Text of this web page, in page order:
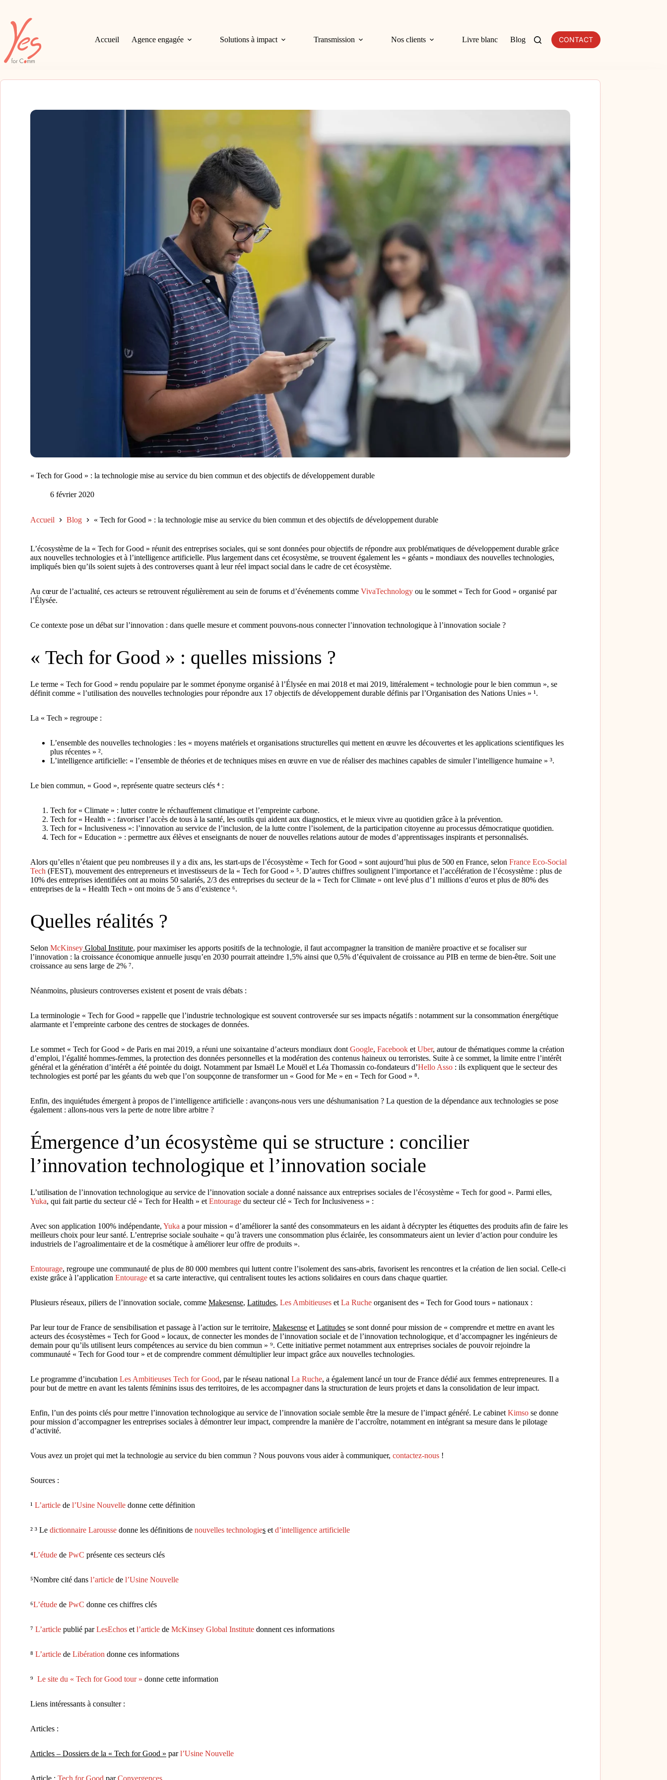
contenu
Accueil Agence engagée Solutions à impact Transmission Nos clients Livre blanc Blog CONTACT
« Tech for Good » : la technologie mise au service du bien commun et des objectifs de développement durable
6 février 2020
Accueil Blog « Tech for Good » : la technologie mise au service du bien commun et des objectifs de développement durable
L’écosystème de la « Tech for Good » réunit des entreprises sociales, qui se sont données pour objectifs de répondre aux problématiques de développement durable grâce
aux nouvelles technologies et à l’intelligence artificielle. Plus largement dans cet écosystème, se trouvent également les « géants » mondiaux des nouvelles technologies,
impliqués bien qu’ils soient sujets à des controverses quant à leur réel impact social dans le cadre de cet écosystème.
Au cœur de l’actualité, ces acteurs se retrouvent régulièrement au sein de forums et d’événements comme VivaTechnology ou le sommet « Tech for Good » organisé par
l’Élysée.
Ce contexte pose un débat sur l’innovation : dans quelle mesure et comment pouvons-nous connecter l’innovation technologique à l’innovation sociale ?
« Tech for Good » : quelles missions ?
Le terme « Tech for Good » rendu populaire par le sommet éponyme organisé à l’Élysée en mai 2018 et mai 2019, littéralement « technologie pour le bien commun », se
définit comme « l’utilisation des nouvelles technologies pour répondre aux 17 objectifs de développement durable définis par l’Organisation des Nations Unies » ¹.
La « Tech » regroupe :
L’ensemble des nouvelles technologies : les « moyens matériels et organisations structurelles qui mettent en œuvre les découvertes et les applications scientifiques les
plus récentes » ².
L’intelligence artificielle: « l’ensemble de théories et de techniques mises en œuvre en vue de réaliser des machines capables de simuler l’intelligence humaine » ³.
Le bien commun, « Good », représente quatre secteurs clés ⁴ :
Tech for « Climate » : lutter contre le réchauffement climatique et l’empreinte carbone.
Tech for « Health » : favoriser l’accès de tous à la santé, les outils qui aident aux diagnostics, et le mieux vivre au quotidien grâce à la prévention.
Tech for « Inclusiveness »: l’innovation au service de l’inclusion, de la lutte contre l’isolement, de la participation citoyenne au processus démocratique quotidien.
Tech for « Education » : permettre aux élèves et enseignants de nouer de nouvelles relations autour de modes d’apprentissages inspirants et personnalisés.
Alors qu’elles n’étaient que peu nombreuses il y a dix ans, les start-ups de l’écosystème « Tech for Good » sont aujourd’hui plus de 500 en France, selon France Eco-Social
Tech (FEST), mouvement des entrepreneurs et investisseurs de la « Tech for Good » ⁵. D’autres chiffres soulignent l’importance et l’accélération de l’écosystème : plus de
10% des entreprises identifiées ont au moins 50 salariés, 2/3 des entreprises du secteur de la « Tech for Climate » ont levé plus d’1 millions d’euros et plus de 80% des
entreprises de la « Health Tech » ont moins de 5 ans d’existence ⁶.
Quelles réalités ?
Selon McKinsey Global Institute, pour maximiser les apports positifs de la technologie, il faut accompagner la transition de manière proactive et se focaliser sur
l’innovation : la croissance économique annuelle jusqu’en 2030 pourrait atteindre 1,5% ainsi que 0,5% d’équivalent de croissance au PIB en terme de bien-être. Soit une
croissance au sens large de 2% ⁷.
Néanmoins, plusieurs controverses existent et posent de vrais débats :
La terminologie « Tech for Good » rappelle que l’industrie technologique est souvent controversée sur ses impacts négatifs : notamment sur la consommation énergétique
alarmante et l’empreinte carbone des centres de stockages de données.
Le sommet « Tech for Good » de Paris en mai 2019, a réuni une soixantaine d’acteurs mondiaux dont Google, Facebook et Uber, autour de thématiques comme la création
d’emploi, l’égalité hommes-femmes, la protection des données personnelles et la modération des contenus haineux ou terroristes. Suite à ce sommet, la limite entre l’intérêt
général et la génération d’intérêt a été pointée du doigt. Notamment par Ismaël Le Mouël et Léa Thomassin co-fondateurs d’Hello Asso : ils expliquent que le secteur des
technologies est porté par les géants du web que l’on soupçonne de transformer un « Good for Me » en « Tech for Good » ⁸.
Enfin, des inquiétudes émergent à propos de l’intelligence artificielle : avançons-nous vers une déshumanisation ? La question de la dépendance aux technologies se pose
également : allons-nous vers la perte de notre libre arbitre ?
Émergence d’un écosystème qui se structure : concilier
l’innovation technologique et l’innovation sociale
L’utilisation de l’innovation technologique au service de l’innovation sociale a donné naissance aux entreprises sociales de l’écosystème « Tech for good ». Parmi elles,
Yuka, qui fait partie du secteur clé « Tech for Health » et Entourage du secteur clé « Tech for Inclusiveness » :
Avec son application 100% indépendante, Yuka a pour mission « d’améliorer la santé des consommateurs en les aidant à décrypter les étiquettes des produits afin de faire les
meilleurs choix pour leur santé. L’entreprise sociale souhaite « qu’à travers une consommation plus éclairée, les consommateurs aient un levier d’action pour conduire les
industriels de l’agroalimentaire et de la cosmétique à améliorer leur offre de produits ».
Entourage, regroupe une communauté de plus de 80 000 membres qui luttent contre l’isolement des sans-abris, favorisent les rencontres et la création de lien social. Celle-ci
existe grâce à l’application Entourage et sa carte interactive, qui centralisent toutes les actions solidaires en cours dans chaque quartier.
Plusieurs réseaux, piliers de l’innovation sociale, comme Makesense, Latitudes, Les Ambitieuses et La Ruche organisent des « Tech for Good tours » nationaux :
Par leur tour de France de sensibilisation et passage à l’action sur le territoire, Makesense et Latitudes se sont donné pour mission de « comprendre et mettre en avant les
acteurs des écosystèmes « Tech for Good » locaux, de connecter les mondes de l’innovation sociale et de l’innovation technologique, et d’accompagner les ingénieurs de
demain pour qu’ils utilisent leurs compétences au service du bien commun » ⁹. Cette initiative permet notamment aux entreprises sociales de pouvoir rejoindre la
communauté « Tech for Good tour » et de comprendre comment démultiplier leur impact grâce aux nouvelles technologies.
Le programme d’incubation Les Ambitieuses Tech for Good, par le réseau national La Ruche, a également lancé un tour de France dédié aux femmes entrepreneures. Il a
pour but de mettre en avant les talents féminins issus des territoires, de les accompagner dans la structuration de leurs projets et dans la consolidation de leur impact.
Enfin, l’un des points clés pour mettre l’innovation technologique au service de l’innovation sociale semble être la mesure de l’impact généré. Le cabinet Kimso se donne
pour mission d’accompagner les entreprises sociales à démontrer leur impact, comprendre la manière de l’accroître, notamment en intégrant sa mesure dans le pilotage
d’activité.
Vous avez un projet qui met la technologie au service du bien commun ? Nous pouvons vous aider à communiquer, contactez-nous !
Sources :
¹ L’article de l’Usine Nouvelle donne cette définition
² ³ Le dictionnaire Larousse donne les définitions de nouvelles technologies et d’intelligence artificielle
⁴L’étude de PwC présente ces secteurs clés
⁵Nombre cité dans l’article de l’Usine Nouvelle
⁶L’étude de PwC donne ces chiffres clés
⁷ L’article publié parLesEchos et l’article de McKinsey Global Institute donnent ces informations
⁸ L’article de Libération donne ces informations
⁹ Le site du « Tech for Good tour » donne cette information
Liens intéressants à consulter :
Articles :
Articles – Dossiers de la « Tech for Good » parl’Usine Nouvelle